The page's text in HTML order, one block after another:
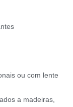
ou com lente
a madeiras,